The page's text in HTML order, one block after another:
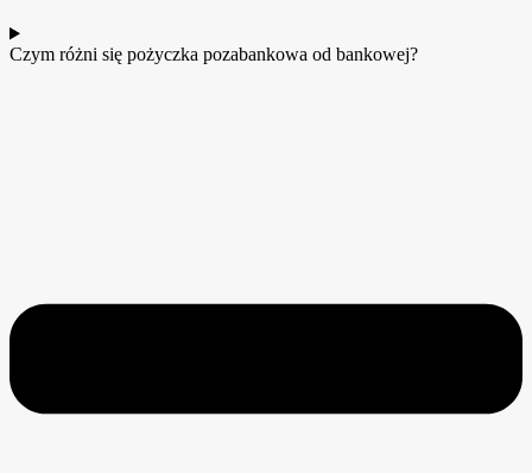
Czym różni się pożyczka pozabankowa od bankowej?